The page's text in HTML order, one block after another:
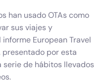
han usado OTAs como
sus viajes y
European Travel
presentado por esta
serie de hábitos llevados